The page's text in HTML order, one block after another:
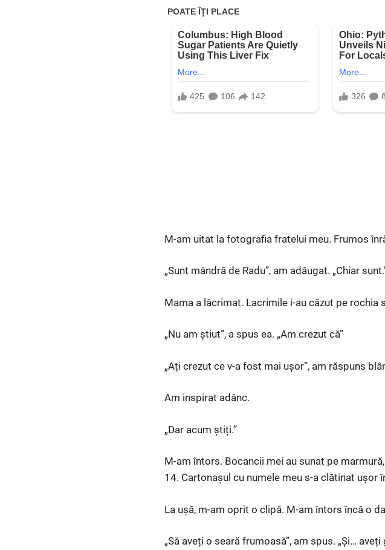
M-am uitat la fotografia fratelui meu. Frumos
„Sunt mândră de Radu”, am adăugat. „Chiar
Mama a lăcrimat. Lacrimile i-au căzut pe rochia
„Nu am știut”, a spus ea. „Am crezut că”
„Ați crezut ce v-a fost mai ușor”, am răspuns
Am inspirat adânc.
„Dar acum știți.”
M-am întors. Bocancii mei au sunat pe
14. Cartonașul cu numele meu s-a clătinat ușor
La ușă, m-am oprit o clipă. M-am întors încă o
„Să aveți o seară frumoasă”, am spus. „Și… aveți